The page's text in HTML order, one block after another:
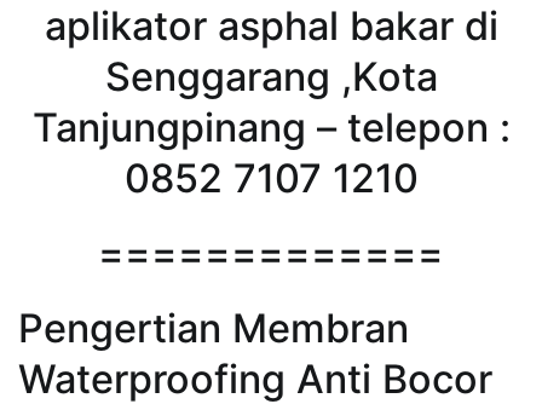
aplikator asphal bakar di
Senggarang ,Kota
Tanjungpinang – telepon :
0852 7107 1210
=============
Pengertian Membran
Waterproofing Anti Bocor